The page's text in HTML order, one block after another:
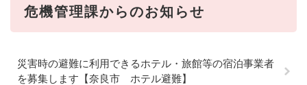
危機管理課からのお知らせ
災害時の避難に利用できるホテル・旅館等の宿泊事業者
を募集します【奈良市 ホテル避難】